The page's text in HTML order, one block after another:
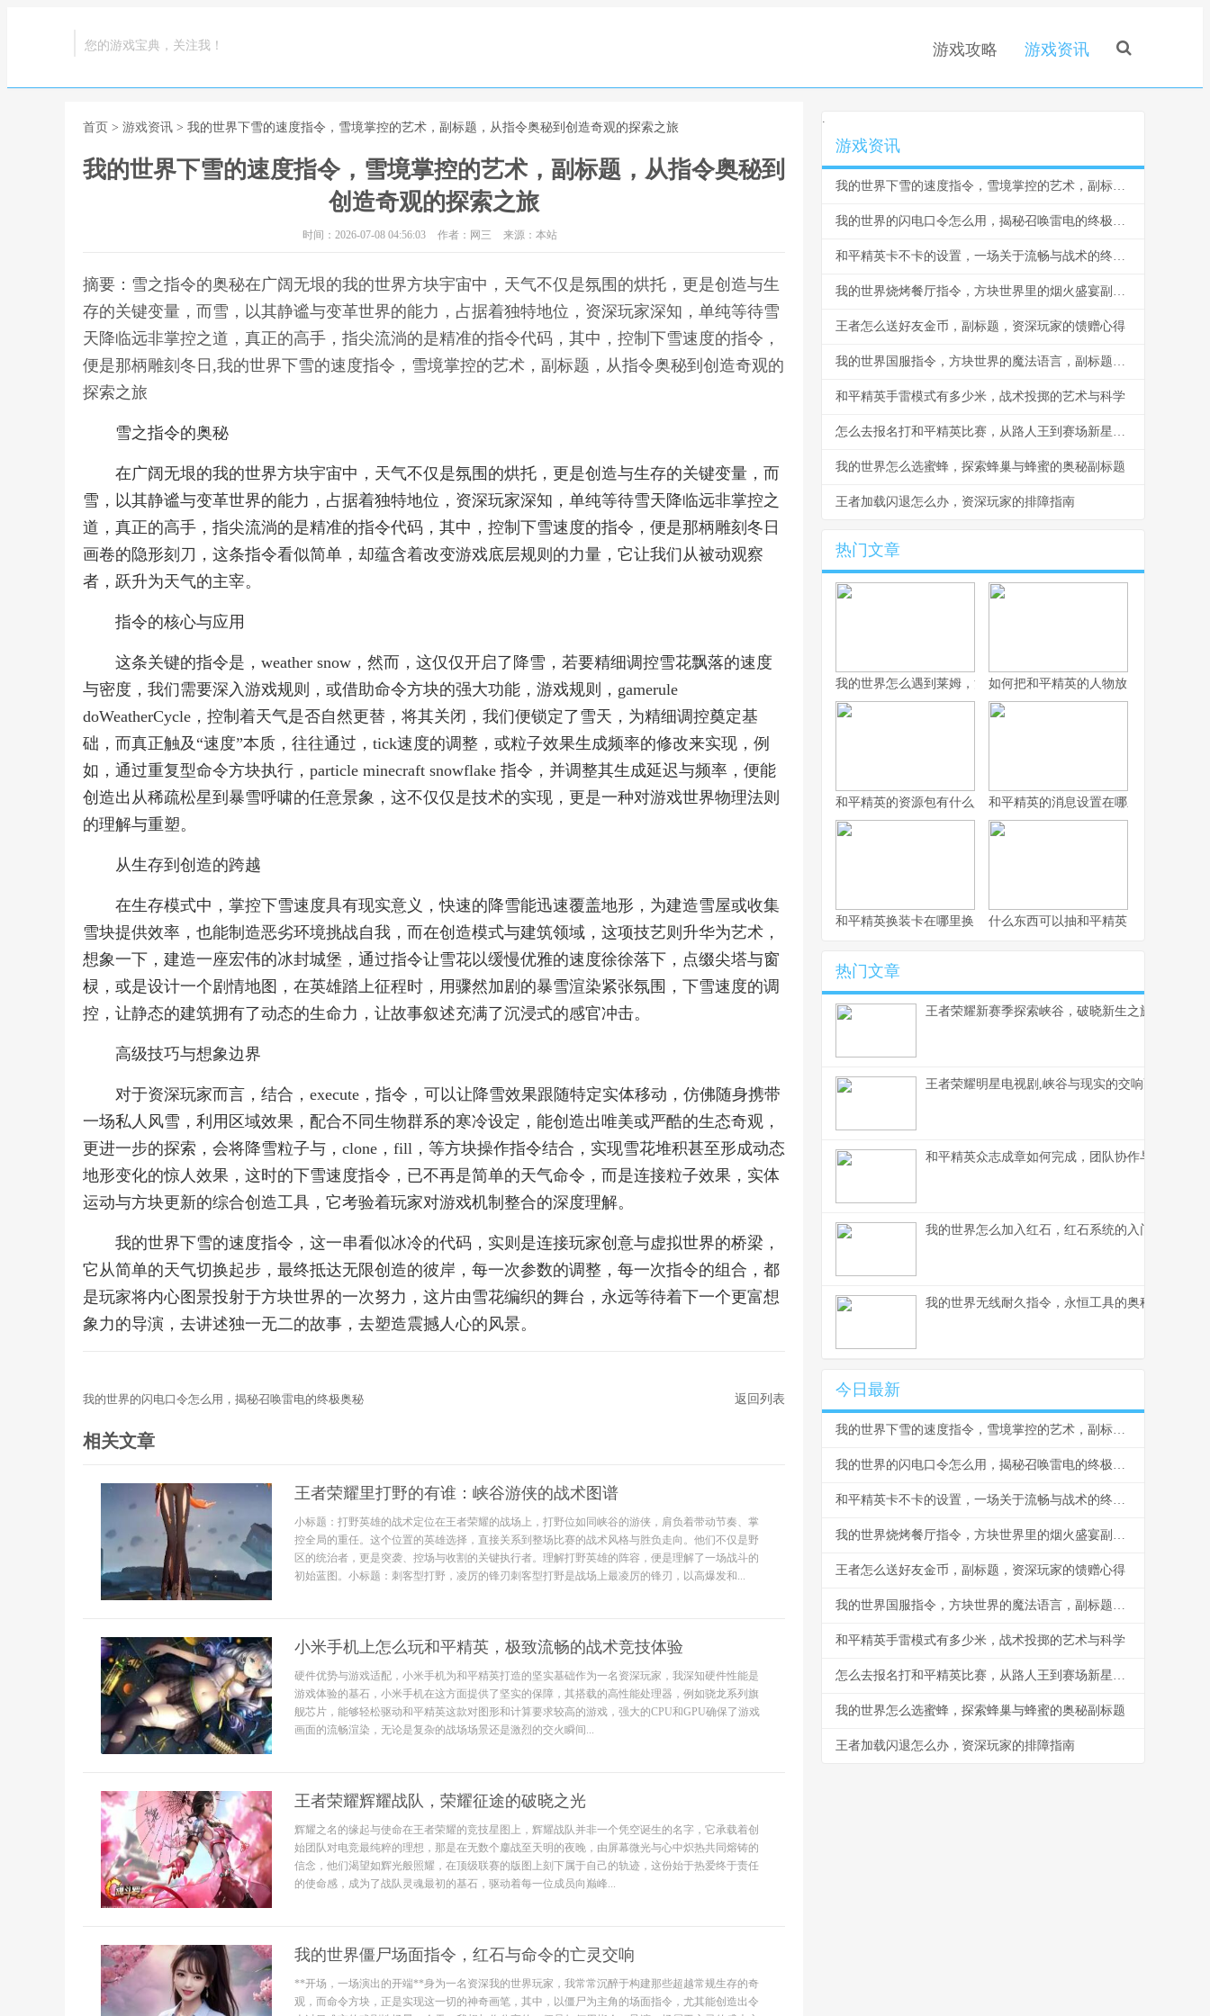
您的游戏宝典，关注我！ 游戏攻略 游戏资讯
首页 > 游戏资讯 > 我的世界下雪的速度指令，雪境掌控的艺术，副标题，从指令奥秘到创造奇观的探索之旅
我的世界下雪的速度指令，雪境掌控的艺术，副标题，从指令奥秘到
创造奇观的探索之旅
时间：2026-07-08 04:56:03 作者：网三 来源：本站
摘要：雪之指令的奥秘在广阔无垠的我的世界方块宇宙中，天气不仅是氛围的烘托，更是创造与生
存的关键变量，而雪，以其静谧与变革世界的能力，占据着独特地位，资深玩家深知，单纯等待雪
天降临远非掌控之道，真正的高手，指尖流淌的是精准的指令代码，其中，控制下雪速度的指令，
便是那柄雕刻冬日,我的世界下雪的速度指令，雪境掌控的艺术，副标题，从指令奥秘到创造奇观的
探索之旅
雪之指令的奥秘
在广阔无垠的我的世界方块宇宙中，天气不仅是氛围的烘托，更是创造与生存的关键变量，而
雪，以其静谧与变革世界的能力，占据着独特地位，资深玩家深知，单纯等待雪天降临远非掌控之
道，真正的高手，指尖流淌的是精准的指令代码，其中，控制下雪速度的指令，便是那柄雕刻冬日
画卷的隐形刻刀，这条指令看似简单，却蕴含着改变游戏底层规则的力量，它让我们从被动观察
者，跃升为天气的主宰。
指令的核心与应用
这条关键的指令是，weather snow，然而，这仅仅开启了降雪，若要精细调控雪花飘落的速度
与密度，我们需要深入游戏规则，或借助命令方块的强大功能，游戏规则，gamerule
doWeatherCycle，控制着天气是否自然更替，将其关闭，我们便锁定了雪天，为精细调控奠定基
础，而真正触及“速度”本质，往往通过，tick速度的调整，或粒子效果生成频率的修改来实现，例
如，通过重复型命令方块执行，particle minecraft snowflake 指令，并调整其生成延迟与频率，便能
创造出从稀疏松星到暴雪呼啸的任意景象，这不仅仅是技术的实现，更是一种对游戏世界物理法则
的理解与重塑。
从生存到创造的跨越
在生存模式中，掌控下雪速度具有现实意义，快速的降雪能迅速覆盖地形，为建造雪屋或收集
雪块提供效率，也能制造恶劣环境挑战自我，而在创造模式与建筑领域，这项技艺则升华为艺术，
想象一下，建造一座宏伟的冰封城堡，通过指令让雪花以缓慢优雅的速度徐徐落下，点缀尖塔与窗
棂，或是设计一个剧情地图，在英雄踏上征程时，用骤然加剧的暴雪渲染紧张氛围，下雪速度的调
控，让静态的建筑拥有了动态的生命力，让故事叙述充满了沉浸式的感官冲击。
高级技巧与想象边界
对于资深玩家而言，结合，execute，指令，可以让降雪效果跟随特定实体移动，仿佛随身携带
一场私人风雪，利用区域效果，配合不同生物群系的寒冷设定，能创造出唯美或严酷的生态奇观，
更进一步的探索，会将降雪粒子与，clone，fill，等方块操作指令结合，实现雪花堆积甚至形成动态
地形变化的惊人效果，这时的下雪速度指令，已不再是简单的天气命令，而是连接粒子效果，实体
运动与方块更新的综合创造工具，它考验着玩家对游戏机制整合的深度理解。
我的世界下雪的速度指令，这一串看似冰冷的代码，实则是连接玩家创意与虚拟世界的桥梁，
它从简单的天气切换起步，最终抵达无限创造的彼岸，每一次参数的调整，每一次指令的组合，都
是玩家将内心图景投射于方块世界的一次努力，这片由雪花编织的舞台，永远等待着下一个更富想
象力的导演，去讲述独一无二的故事，去塑造震撼人心的风景。
我的世界的闪电口令怎么用，揭秘召唤雷电的终极奥秘 返回列表
相关文章
王者荣耀里打野的有谁：峡谷游侠的战术图谱
小标题：打野英雄的战术定位在王者荣耀的战场上，打野位如同峡谷的游侠，肩负着带动节奏、掌
控全局的重任。这个位置的英雄选择，直接关系到整场比赛的战术风格与胜负走向。他们不仅是野
区的统治者，更是突袭、控场与收割的关键执行者。理解打野英雄的阵容，便是理解了一场战斗的
初始蓝图。小标题：刺客型打野，凌厉的锋刃刺客型打野是战场上最凌厉的锋刃，以高爆发和...
小米手机上怎么玩和平精英，极致流畅的战术竞技体验
硬件优势与游戏适配，小米手机为和平精英打造的坚实基础作为一名资深玩家，我深知硬件性能是
游戏体验的基石，小米手机在这方面提供了坚实的保障，其搭载的高性能处理器，例如骁龙系列旗
舰芯片，能够轻松驱动和平精英这款对图形和计算要求较高的游戏，强大的CPU和GPU确保了游戏
画面的流畅渲染，无论是复杂的战场场景还是激烈的交火瞬间...
王者荣耀辉耀战队，荣耀征途的破晓之光
辉耀之名的缘起与使命在王者荣耀的竞技星图上，辉耀战队并非一个凭空诞生的名字，它承载着创
始团队对电竞最纯粹的理想，那是在无数个鏖战至天明的夜晚，由屏幕微光与心中炽热共同熔铸的
信念，他们渴望如辉光般照耀，在顶级联赛的版图上刻下属于自己的轨迹，这份始于热爱终于责任
的使命感，成为了战队灵魂最初的基石，驱动着每一位成员向巅峰...
我的世界僵尸场面指令，红石与命令的亡灵交响
**开场，一场演出的开端**身为一名资深我的世界玩家，我常常沉醉于构建那些超越常规生存的奇
观，而命令方块，正是实现这一切的神奇画笔，其中，以僵尸为主角的场面指令，尤其能创造出令
.
游戏资讯
我的世界下雪的速度指令，雪境掌控的艺术，副标题，从指令奥秘到创造奇观的探索之旅
我的世界的闪电口令怎么用，揭秘召唤雷电的终极奥秘
和平精英卡不卡的设置，一场关于流畅与战术的终极权衡，副标题，资深玩家的帧率生存法则
我的世界烧烤餐厅指令，方块世界里的烟火盛宴副标题，指令构筑美食奇观
王者怎么送好友金币，副标题，资深玩家的馈赠心得
我的世界国服指令，方块世界的魔法语言，副标题，指尖编织无限可能
和平精英手雷模式有多少米，战术投掷的艺术与科学
怎么去报名打和平精英比赛，从路人王到赛场新星的进阶指南
我的世界怎么选蜜蜂，探索蜂巢与蜂蜜的奥秘副标题
王者加载闪退怎么办，资深玩家的排障指南
热门文章
我的世界怎么遇到莱姆，沼泽深处的绿色惊喜如何把和平精英的人物放大，游戏角色
和平精英的资源包有什么,揭秘战场生存的核心要素
和平精英的消息设置在哪里，副标题，
和平精英换装卡在哪里换，副标题，资深玩家带你探索焕新之旅
什么东西可以抽和平精英，抽奖背后的
热门文章
王者荣耀新赛季探索峡谷，破晓新生之旅
王者荣耀明星电视剧,峡谷与现实的交响副标题
和平精英众志成章如何完成，团队协作与战术执行
我的世界怎么加入红石，红石系统的入门与精要指
我的世界无线耐久指令，永恒工具的奥秘之旅
今日最新
我的世界下雪的速度指令，雪境掌控的艺术，副标题，从指令奥秘到创造奇观的探索之旅
我的世界的闪电口令怎么用，揭秘召唤雷电的终极奥秘
和平精英卡不卡的设置，一场关于流畅与战术的终极权衡，副标题，资深玩家的帧率生存法则
我的世界烧烤餐厅指令，方块世界里的烟火盛宴副标题，指令构筑美食奇观
王者怎么送好友金币，副标题，资深玩家的馈赠心得
我的世界国服指令，方块世界的魔法语言，副标题，指尖编织无限可能
和平精英手雷模式有多少米，战术投掷的艺术与科学
怎么去报名打和平精英比赛，从路人王到赛场新星的进阶指南
我的世界怎么选蜜蜂，探索蜂巢与蜂蜜的奥秘副标题
王者加载闪退怎么办，资深玩家的排障指南